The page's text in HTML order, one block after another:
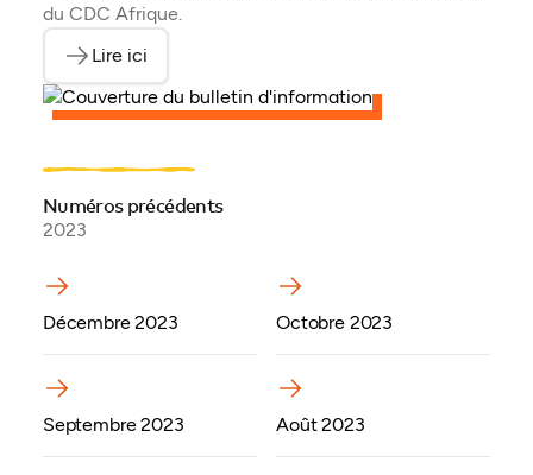
du CDC Afrique.
Lire ici(ouvre en PDF)
Numéros précédents
2023
Décembre 2023
(ouvre dans un nouvel onglet)
Octobre 2023
(ouvre dans un nouvel onglet)
Septembre 2023 Août 2023
(ouvre dans un nouvel onglet)